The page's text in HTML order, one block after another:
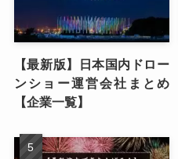
【最新版】日本国内ドロー
ンショー運営会社まとめ
【企業一覧】